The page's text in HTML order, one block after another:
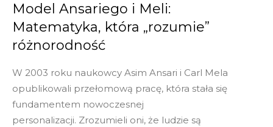
Model Ansariego i Meli:
Matematyka, która „rozumie”
różnorodność
W 2003 roku naukowcy Asim Ansari i Carl Mela
opublikowali przełomową pracę, która stała się
fundamentem nowoczesnej
personalizacji. Zrozumieli oni, że ludzie są